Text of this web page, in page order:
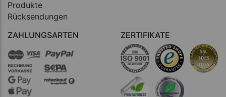
Produkte
Rücksendungen
ZAHLUNGSARTEN ZERTIFIKATE